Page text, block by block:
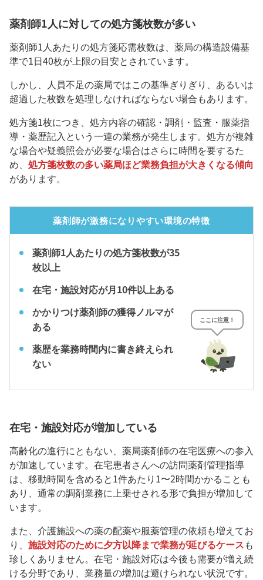
薬剤師1人に対しての処方箋枚数が多い
薬剤師1人あたりの処方箋応需枚数は、薬局の構造設備基
準で1日40枚が上限の目安とされています。
しかし、人員不足の薬局ではこの基準ぎりぎり、あるいは
超過した枚数を処理しなければならない場合もあります。
処方箋1枚につき、処方内容の確認・調剤・監査・服薬指
導・薬歴記入という一連の業務が発生します。処方が複雑
な場合や疑義照会が必要な場合はさらに時間を要するた
め、 処方箋枚数の多い薬局ほど業務負担が大きくなる傾向
があります。
薬剤師が激務になりやすい環境の特徴
薬剤師1人あたりの処方箋枚数が35
枚以上
在宅・施設対応が月10件以上ある
かかりつけ薬剤師の獲得ノルマが
ある
薬歴を業務時間内に書き終えられ
ない
ここに注意！
在宅・施設対応が増加している
高齢化の進行にともない、薬局薬剤師の在宅医療への参入
が加速しています。在宅患者さんへの訪問薬剤管理指導
は、移動時間を含めると1件あたり1〜2時間かかることも
あり、通常の調剤業務に上乗せされる形で負担が増加して
います。
また、介護施設への薬の配薬や服薬管理の依頼も増えてお
り、 施設対応のために夕方以降まで業務が延びるケースも
珍しくありません。在宅・施設対応は今後も需要が増え続
ける分野であり、業務量の増加は避けられない状況です。